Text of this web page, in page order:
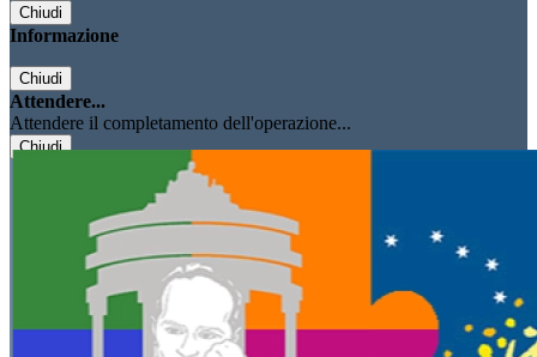
Chiudi
Informazione
Chiudi
Attendere...
Attendere il completamento dell'operazione...
Chiudi